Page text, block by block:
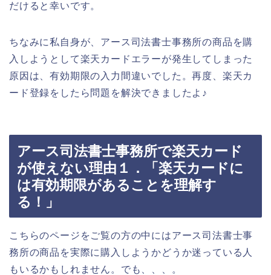
だけると幸いです。
ちなみに私自身が、アース司法書士事務所の商品を購
入しようとして楽天カードエラーが発生してしまった
原因は、有効期限の入力間違いでした。再度、楽天カ
ード登録をしたら問題を解決できましたよ♪
アース司法書士事務所で楽天カード
が使えない理由１．「楽天カードに
は有効期限があることを理解す
る！」
こちらのページをご覧の方の中にはアース司法書士事
務所の商品を実際に購入しようかどうか迷っている人
もいるかもしれません。でも、、、。